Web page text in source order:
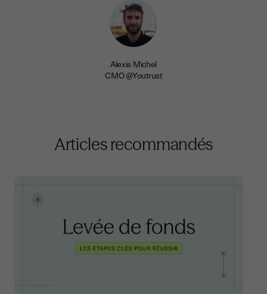
Alexis Michel
CMO @Youtrust
Articles recommandés